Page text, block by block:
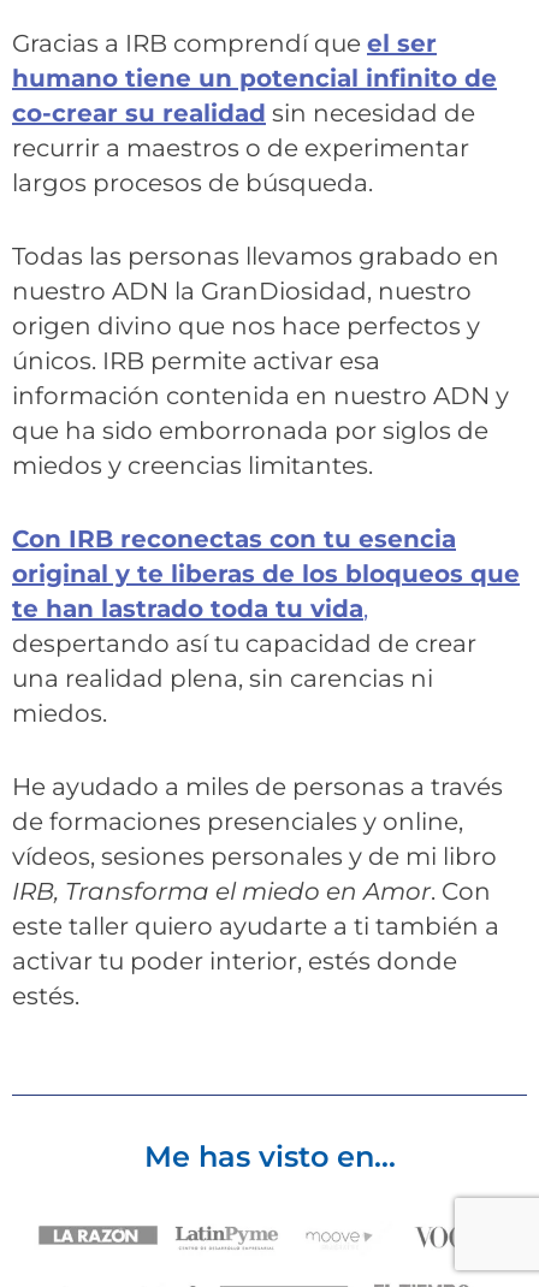
Gracias a IRB comprendí que el ser
humano tiene un potencial infinito de
co-crear su realidad sin necesidad de
recurrir a maestros o de experimentar
largos procesos de búsqueda.
Todas las personas llevamos grabado en
nuestro ADN la GranDiosidad, nuestro
origen divino que nos hace perfectos y
únicos. IRB permite activar esa
información contenida en nuestro ADN y
que ha sido emborronada por siglos de
miedos y creencias limitantes.
Con IRB reconectas con tu esencia
original y te liberas de los bloqueos que
te han lastrado toda tu vida,
despertando así tu capacidad de crear
una realidad plena, sin carencias ni
miedos.
He ayudado a miles de personas a través
de formaciones presenciales y online,
vídeos, sesiones personales y de mi libro
IRB, Transforma el miedo en Amor. Con
este taller quiero ayudarte a ti también a
activar tu poder interior, estés donde
estés.
Me has visto en…